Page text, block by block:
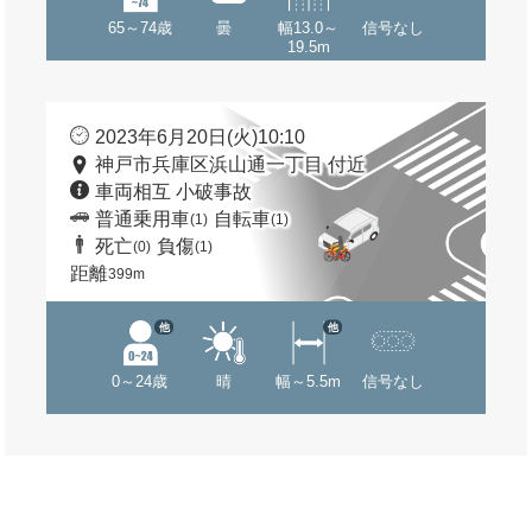
65～74歳 曇
幅13.0～
19.5m
信号なし
2023年6月20日(火)10:10
神戸市兵庫区浜山通一丁目 付近
車両相互 小破事故
普通乗用車(1) 自転車(1)
死亡(0) 負傷(1)
距離399m
0～24歳
他
晴 幅～5.5m
他
信号なし